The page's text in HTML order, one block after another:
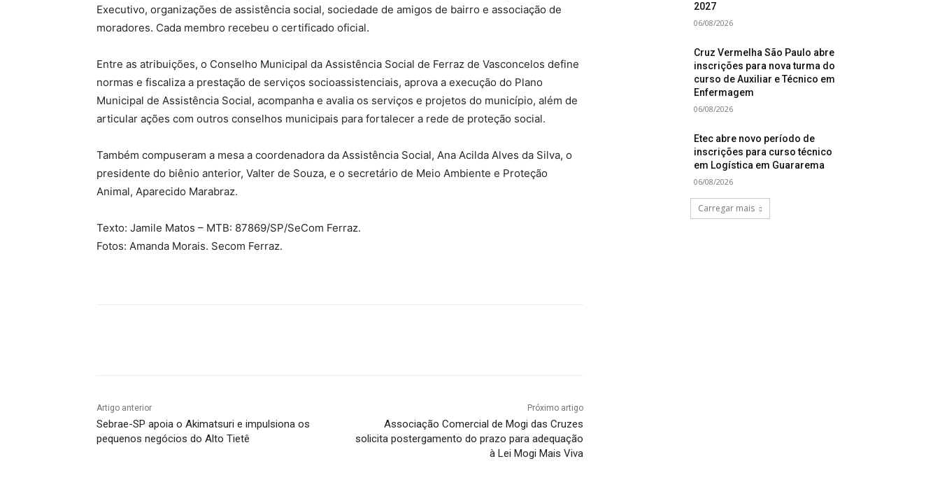
Executivo, organizações de assistência social, sociedade de amigos de bairro e associação de
moradores. Cada membro recebeu o certificado oficial.
Entre as atribuições, o Conselho Municipal da Assistência Social de Ferraz de Vasconcelos define
normas e fiscaliza a prestação de serviços socioassistenciais, aprova a execução do Plano
Municipal de Assistência Social, acompanha e avalia os serviços e projetos do município, além de
articular ações com outros conselhos municipais para fortalecer a rede de proteção social.
Também compuseram a mesa a coordenadora da Assistência Social, Ana Acilda Alves da Silva, o
presidente do biênio anterior, Valter de Souza, e o secretário de Meio Ambiente e Proteção
Animal, Aparecido Marabraz.
Texto: Jamile Matos – MTB: 87869/SP/SeCom Ferraz.
Fotos: Amanda Morais. Secom Ferraz.
Artigo anterior
Sebrae-SP apoia o Akimatsuri e impulsiona os
pequenos negócios do Alto Tietê
Próximo artigo
Associação Comercial de Mogi das Cruzes
solicita postergamento do prazo para adequação
à Lei Mogi Mais Viva
2027
06/08/2026
Cruz Vermelha São Paulo abre
inscrições para nova turma do
curso de Auxiliar e Técnico em
Enfermagem
06/08/2026
Etec abre novo período de
inscrições para curso técnico
em Logística em Guararema
06/08/2026
Carregar mais